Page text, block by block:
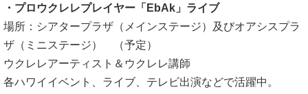
・プロウクレレプレイヤー「EbAk」ライブ
場所：シアタープラザ（メインステージ）及びオアシスプラ
ザ（ミニステージ） （予定）
ウクレレアーティスト＆ウクレレ講師
各ハワイイベント、ライブ、テレビ出演などで活躍中。